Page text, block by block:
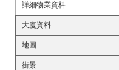
詳細物業資料
大廈資料
地圖
街景